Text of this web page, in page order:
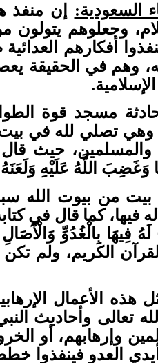
السعودية: إن منفذ
وجعلوهم
أفكارهم
وهم في الحقيقة
حادثة مسجد قوة
وهي تصلي لله في
حيث
وَغَضِبَ اللَّهُ عَلَيْهِ
بيت من بيوت الله
كما قال في
فِيهَا بِالْغُدُوِّ
الكريم، ولم
هذه الأعمال
تعالى وأحاديث
وإرهابهم، أو
العدو فينفذوا